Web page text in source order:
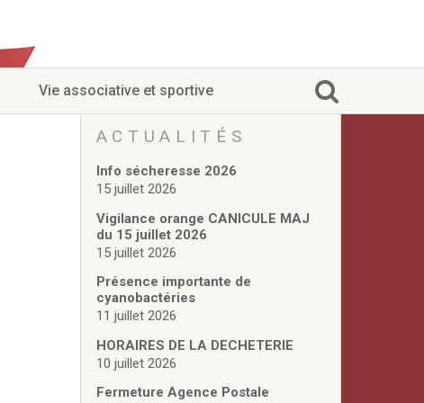
Vie associative et sportive
ACTUALITÉS
Info sécheresse 2026
15 juillet 2026
Vigilance orange CANICULE MAJ
du 15 juillet 2026
15 juillet 2026
Présence importante de
cyanobactéries
11 juillet 2026
HORAIRES DE LA DECHETERIE
10 juillet 2026
Fermeture Agence Postale